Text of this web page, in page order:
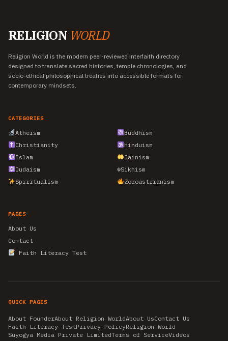
RELIGION WORLD
Religion World is the modern peer-reviewed interfaith directory
designed to translate sacred histories, temple chronologies, and
socio-ethical philosophical treaties into accessible formats for
contemporary mindsets.
CATEGORIES
Atheism
Buddhism
Christianity
Hinduism
Islam
Jainism
Judaism
☬Sikhism
Spiritualism
Zoroastrianism
PAGES
About Us
Contact
Faith Literacy Test
QUICK PAGES
About FounderAbout Religion WorldAbout UsContact Us
Faith Literacy TestPrivacy PolicyReligion World
Suyogya Media Private LimitedTerms of ServiceVideos